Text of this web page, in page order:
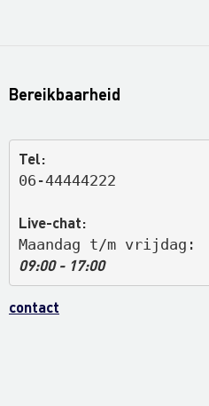
Bereikbaarheid
Tel:
06-44444222
Live-chat:
Maandag t/m vrijdag:
09:00 - 17:00
contact